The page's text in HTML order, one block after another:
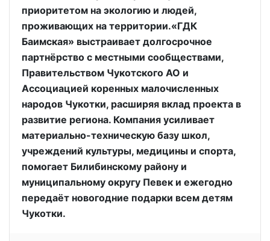
приоритетом на экологию и людей,
проживающих на территории.«ГДК
Баимская» выстраивает долгосрочное
партнёрство с местными сообществами,
Правительством Чукотского АО и
Ассоциацией коренных малочисленных
народов Чукотки, расширяя вклад проекта в
развитие региона. Компания усиливает
материально-техническую базу школ,
учреждений культуры, медицины и спорта,
помогает Билибинскому району и
муниципальному округу Певек и ежегодно
передаёт новогодние подарки всем детям
Чукотки.